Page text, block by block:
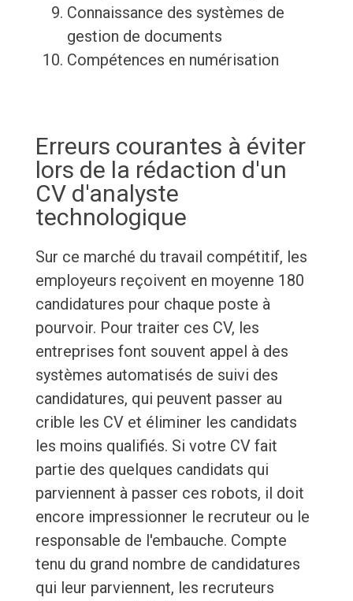
Connaissance des systèmes de
gestion de documents
Compétences en numérisation
Erreurs courantes à éviter
lors de la rédaction d'un
CV d'analyste
technologique
Sur ce marché du travail compétitif, les
employeurs reçoivent en moyenne 180
candidatures pour chaque poste à
pourvoir. Pour traiter ces CV, les
entreprises font souvent appel à des
systèmes automatisés de suivi des
candidatures, qui peuvent passer au
crible les CV et éliminer les candidats
les moins qualifiés. Si votre CV fait
partie des quelques candidats qui
parviennent à passer ces robots, il doit
encore impressionner le recruteur ou le
responsable de l'embauche. Compte
tenu du grand nombre de candidatures
qui leur parviennent, les recruteurs